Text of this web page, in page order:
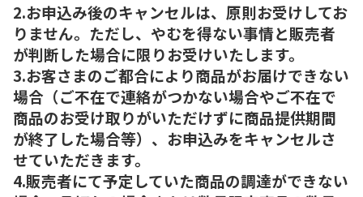
2.お申込み後のキャンセルは、原則お受けしてお
りません。ただし、やむを得ない事情と販売者
が判断した場合に限りお受けいたします。
3.お客さまのご都合により商品がお届けできない
場合（ご不在で連絡がつかない場合やご不在で
商品のお受け取りがいただけずに商品提供期間
が終了した場合等）、お申込みをキャンセルさ
せていただきます。
4.販売者にて予定していた商品の調達ができない